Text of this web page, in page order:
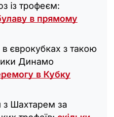
із трофеєм:
в прямому
єврокубках з такою
Динамо
в Кубку
з Шахтарем за